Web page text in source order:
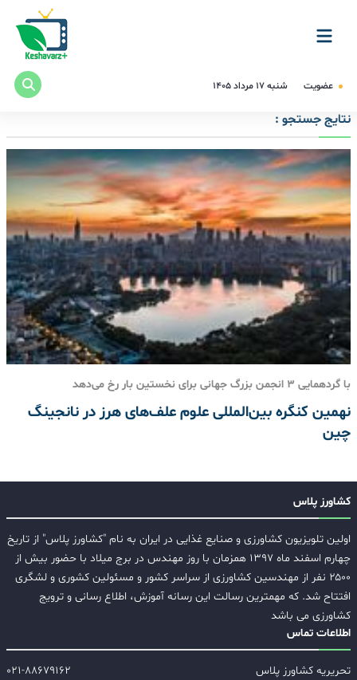
عضویت شنبه ۱۷ مرداد ۱۴۰۵
نتایج جستجو :
با گردهمایی 3 انجمن بزرگ جهانی برای نخستین بار رخ می‌دهد
نهمین کنگره بین‌المللی علوم علف‌های هرز در نانجینگ
چین
کشاورز پلاس
اولین تلویزیون کشاورزی و صنایع غذایی در ایران به نام "کشاورز پلاس" از تاریخ
چهارم اسفند ماه ۱۳۹۷ همزمان با روز مهندس در برج میلاد با حضور بیش از
۲۵۰۰ نفر از مهندسین کشاورزی از سراسر کشور و مسئولین کشوری و لشگری
افتتاح شد. که مهمترین رسالت این رسانه آموزش، اطلاع رسانی و ترویج
کشاورزی می باشد
اطلاعات تماس
تحریریه کشاورز پلاس
۰۲۱-۸۸۶۷۹۱۶۲